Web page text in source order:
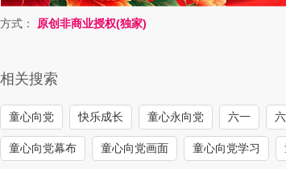
方式： 原创非商业授权(独家)
相关搜索
童心向党 快乐成长 童心永向党 六一
童心向党幕布 童心向党画面 童心向党学习